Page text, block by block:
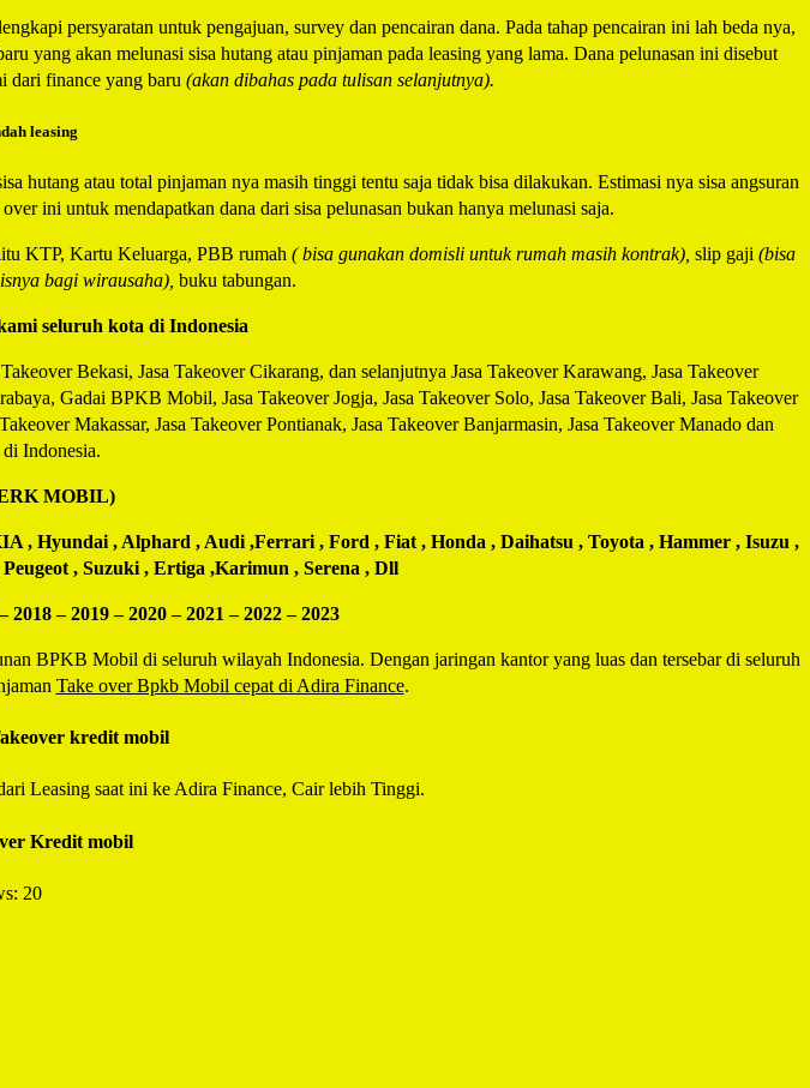
persyaratan untuk pengajuan, survey dan pencairan dana. Pada tahap pencairan ini lah beda nya,
yang akan melunasi sisa hutang atau pinjaman pada leasing yang lama. Dana pelunasan ini disebut
dari finance yang baru (akan dibahas pada tulisan selanjutnya).
leasing
hutang atau total pinjaman nya masih tinggi tentu saja tidak bisa dilakukan. Estimasi nya sisa angsuran
ini untuk mendapatkan dana dari sisa pelunasan bukan hanya melunasi saja.
KTP, Kartu Keluarga, PBB rumah ( bisa gunakan domisli untuk rumah masih kontrak), slip gaji (bisa
bagi wirausaha), buku tabungan.
seluruh kota di Indonesia
Bekasi, Jasa Takeover Cikarang, dan selanjutnya Jasa Takeover Karawang, Jasa Takeover
Gadai BPKB Mobil, Jasa Takeover Jogja, Jasa Takeover Solo, Jasa Takeover Bali, Jasa Takeover
Makassar, Jasa Takeover Pontianak, Jasa Takeover Banjarmasin, Jasa Takeover Manado dan
Indonesia.
MOBIL)
, Hyundai , Alphard , Audi ,Ferrari , Ford , Fiat , Honda , Daihatsu , Toyota , Hammer , Isuzu ,
, Suzuki , Ertiga ,Karimun , Serena , Dll
2018 – 2019 – 2020 – 2021 – 2022 – 2023
BPKB Mobil di seluruh wilayah Indonesia. Dengan jaringan kantor yang luas dan tersebar di seluruh
Take over Bpkb Mobil cepat di Adira Finance.
kredit mobil
Leasing saat ini ke Adira Finance, Cair lebih Tinggi.
Kredit mobil
20